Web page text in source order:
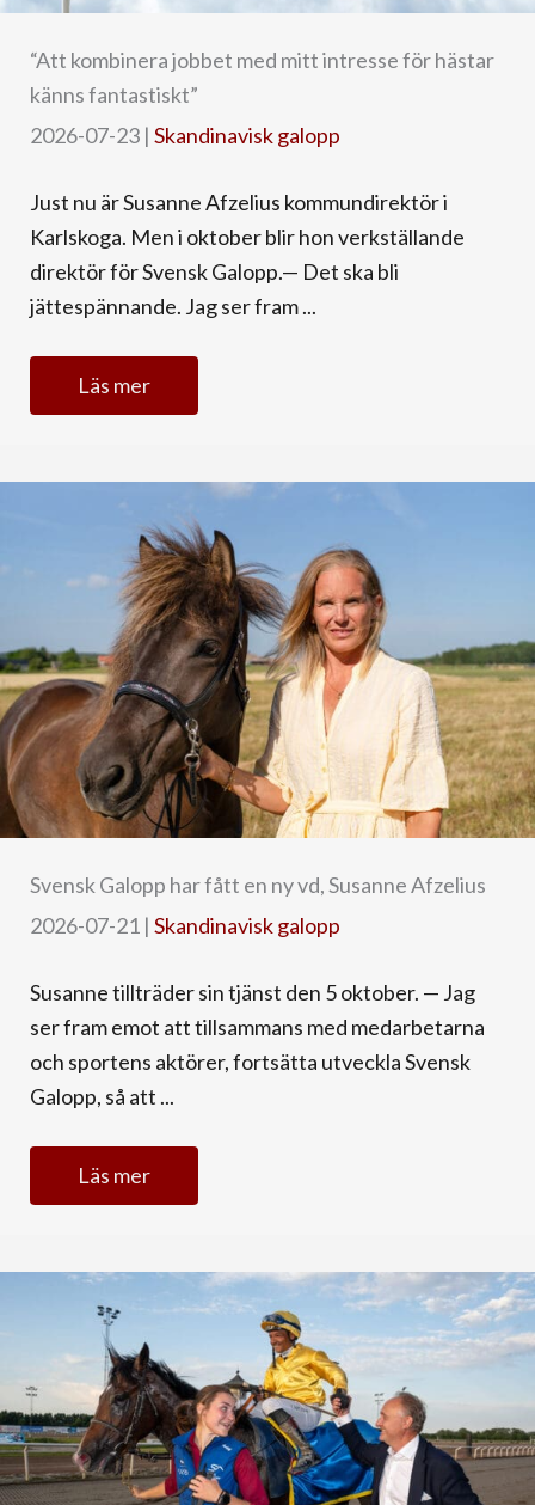
“Att kombinera jobbet med mitt intresse för hästar
känns fantastiskt”
2026-07-23 | Skandinavisk galopp
Just nu är Susanne Afzelius kommundirektör i
Karlskoga. Men i oktober blir hon verkställande
direktör för Svensk Galopp.— Det ska bli
jättespännande. Jag ser fram ...
Läs mer
Svensk Galopp har fått en ny vd, Susanne Afzelius
2026-07-21 | Skandinavisk galopp
Susanne tillträder sin tjänst den 5 oktober. — Jag
ser fram emot att tillsammans med medarbetarna
och sportens aktörer, fortsätta utveckla Svensk
Galopp, så att ...
Läs mer